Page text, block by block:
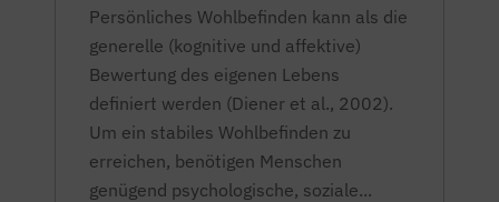
Persönliches Wohlbefinden kann als die
generelle (kognitive und affektive)
Bewertung des eigenen Lebens
definiert werden (Diener et al., 2002).
Um ein stabiles Wohlbefinden zu
erreichen, benötigen Menschen
genügend psychologische, soziale...